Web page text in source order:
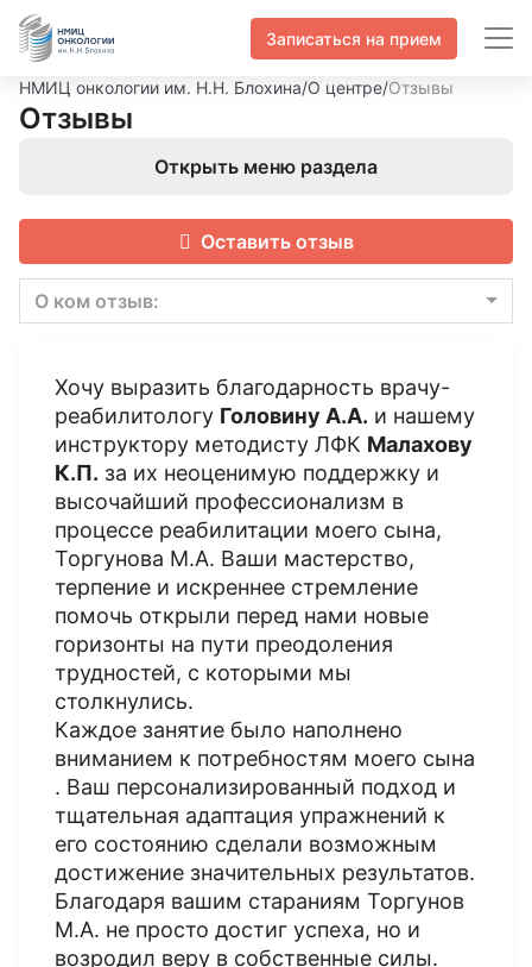
Записаться на прием
НМИЦ онкологии им. Н.Н. Блохина/О центре/Отзывы
Отзывы
Открыть меню раздела
Оставить отзыв
О ком отзыв:
Хочу выразить благодарность врачу-
реабилитологу Головину А.А. и нашему
инструктору методисту ЛФК Малахову
К.П. за их неоценимую поддержку и
высочайший профессионализм в
процессе реабилитации моего сына,
Торгунова М.А. Ваши мастерство,
терпение и искреннее стремление
помочь открыли перед нами новые
горизонты на пути преодоления
трудностей, с которыми мы
столкнулись.
Каждое занятие было наполнено
вниманием к потребностям моего сына
. Ваш персонализированный подход и
тщательная адаптация упражнений к
его состоянию сделали возможным
достижение значительных результатов.
Благодаря вашим стараниям Торгунов
М.А. не просто достиг успеха, но и
возродил веру в собственные силы.